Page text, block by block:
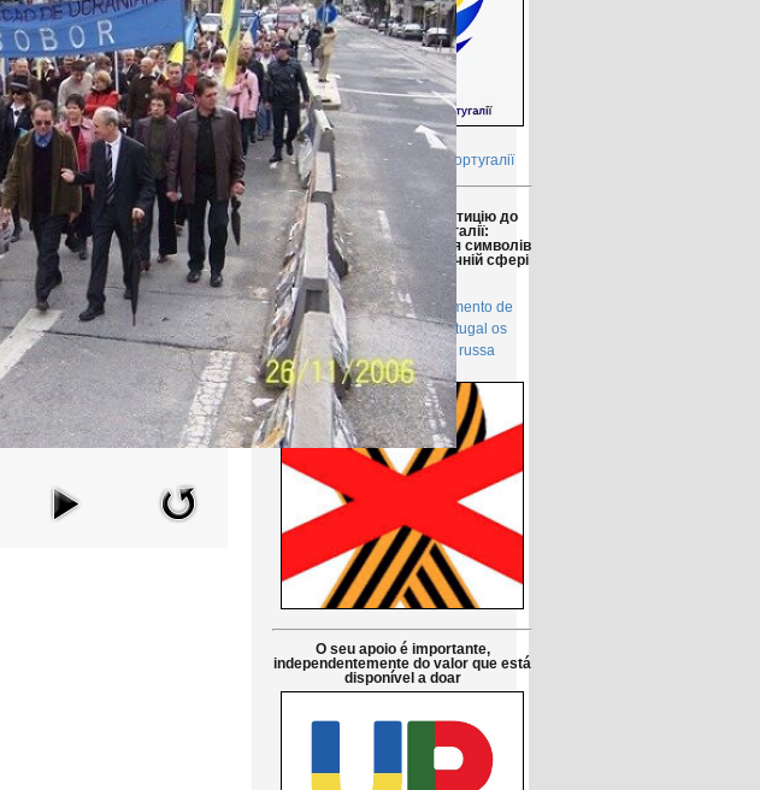
Товариство українок у Португалії
Друзі!
Просимо підтримати петицію до
Парламенту Португалії:
Заборонити використання символів
російської агресії в публічній сфері
в Португалії
Petição pública Ao Parlamento de
Portugal: Proibir em Portugal os
símbolos da agressão russa
O seu apoio é importante,
independentemente do valor que está
disponível a doar